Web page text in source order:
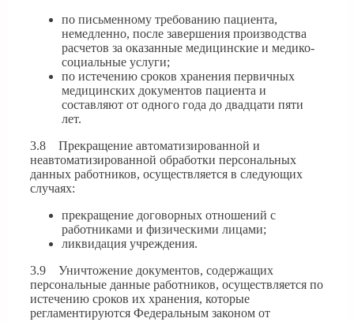
по письменному требованию пациента,
немедленно, после завершения производства
расчетов за оказанные медицинские и медико-
социальные услуги;
по истечению сроков хранения первичных
медицинских документов пациента и
составляют от одного года до двадцати пяти
лет.
3.8 Прекращение автоматизированной и
неавтоматизированной обработки персональных
данных работников, осуществляется в следующих
случаях:
прекращение договорных отношений с
работниками и физическими лицами;
ликвидация учреждения.
3.9 Уничтожение документов, содержащих
персональные данные работников, осуществляется по
истечению сроков их хранения, которые
регламентируются Федеральным законом от